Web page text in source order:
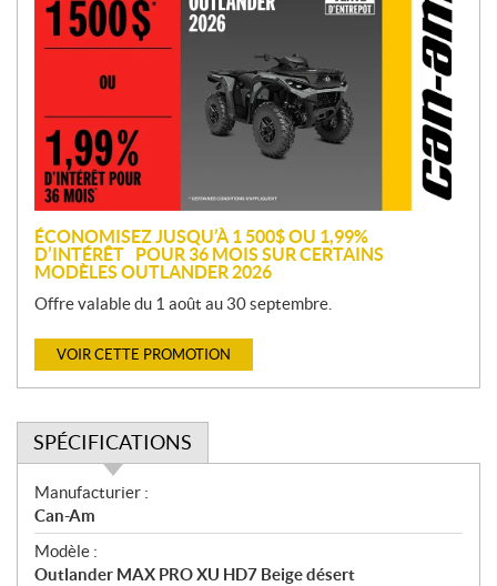
m
o
n
ÉCONOMISEZ JUSQU’À 1 500$ OU 1,99%
D’INTÉRÊT POUR 36 MOIS SUR CERTAINS
MODÈLES OUTLANDER 2026
Offre valable du 1 août au 30 septembre.
VOIR CETTE PROMOTION
SPÉCIFICATIONS
S
p
é
c
Manufacturier :
Can-Am
Modèle :
Outlander MAX PRO XU HD7 Beige désert